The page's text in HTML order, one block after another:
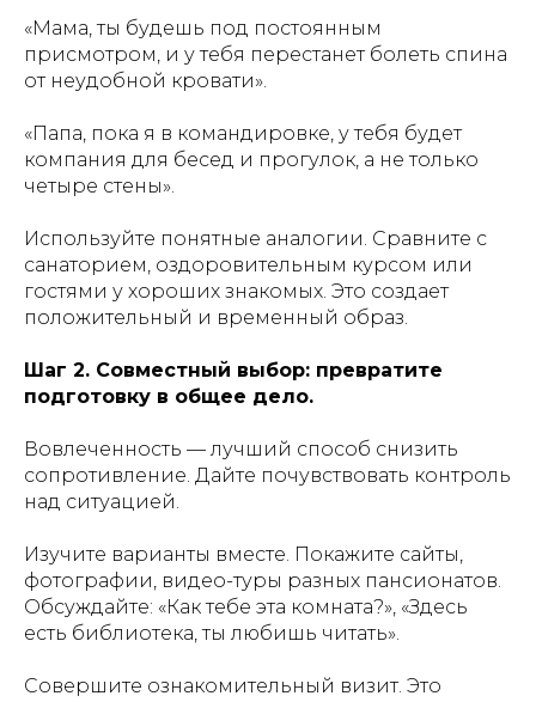
«Мама, ты будешь под постоянным
присмотром, и у тебя перестанет болеть спина
от неудобной кровати».
«Папа, пока я в командировке, у тебя будет
компания для бесед и прогулок, а не только
четыре стены».
Используйте понятные аналогии. Сравните с
санаторием, оздоровительным курсом или
гостями у хороших знакомых. Это создает
положительный и временный образ.
Шаг 2. Совместный выбор: превратите
подготовку в общее дело.
Вовлеченность — лучший способ снизить
сопротивление. Дайте почувствовать контроль
над ситуацией.
Изучите варианты вместе. Покажите сайты,
фотографии, видео-туры разных пансионатов.
Обсуждайте: «Как тебе эта комната?», «Здесь
есть библиотека, ты любишь читать».
Совершите ознакомительный визит. Это